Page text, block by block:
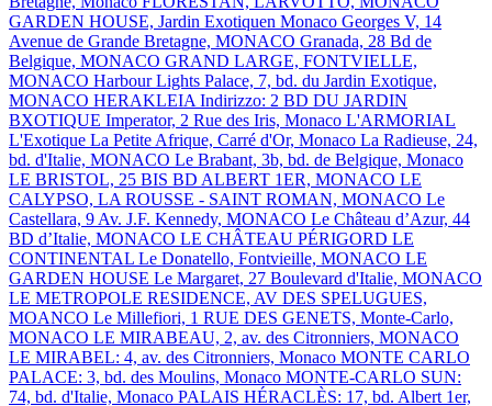
GARDEN HOUSE, Jardin Exotiquen Monaco Georges V, 14
Avenue de Grande Bretagne, MONACO Granada, 28 Bd de
Belgique, MONACO GRAND LARGE, FONTVIELLE,
MONACO Harbour Lights Palace, 7, bd. du Jardin Exotique,
MONACO HERAKLEIA Indirizzo: 2 BD DU JARDIN
BXOTIQUE Imperator, 2 Rue des Iris, Monaco L'ARMORIAL
L'Exotique La Petite Afrique, Carré d'Or, Monaco La Radieuse, 24,
bd. d'Italie, MONACO Le Brabant, 3b, bd. de Belgique, Monaco
LE BRISTOL, 25 BIS BD ALBERT 1ER, MONACO LE
CALYPSO, LA ROUSSE - SAINT ROMAN, MONACO Le
Castellara, 9 Av. J.F. Kennedy, MONACO Le Château d’Azur, 44
BD d’Italie, MONACO LE CHÂTEAU PÉRIGORD LE
CONTINENTAL Le Donatello, Fontvieille, MONACO LE
GARDEN HOUSE Le Margaret, 27 Boulevard d'Italie, MONACO
LE METROPOLE RESIDENCE, AV DES SPELUGUES,
MOANCO Le Millefiori, 1 RUE DES GENETS, Monte-Carlo,
MONACO LE MIRABEAU, 2, av. des Citronniers, MONACO
LE MIRABEL: 4, av. des Citronniers, Monaco MONTE CARLO
PALACE: 3, bd. des Moulins, Monaco MONTE-CARLO SUN:
74, bd. d'Italie, Monaco PALAIS HÉRACLÈS: 17, bd. Albert 1er,